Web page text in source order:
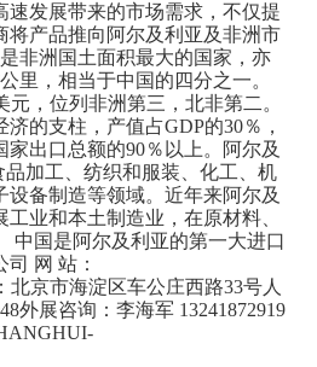
发展带来的市场需求，不仅提
将产品推向阿尔及利亚及非洲市
非洲国土面积最大的国家，亦
里，相当于中国的四分之一。
元，位列非洲第三，北非第二。
的支柱，产值占GDP的30％，
出口总额的90％以上。阿尔及
加工、纺织和服装、化工、机
备制造等领域。近年来阿尔及
业和本土制造业，在原材料、
中国是阿尔及利亚的第一大进口
网 站：
京市海淀区车公庄西路33号人
外展咨询：李海军 13241872919